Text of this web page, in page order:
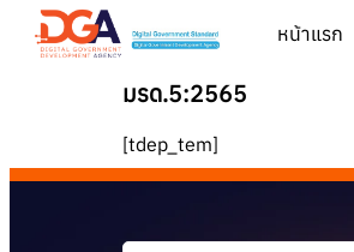
หน้าแรก
มรด.5:2565
[tdep_tem]